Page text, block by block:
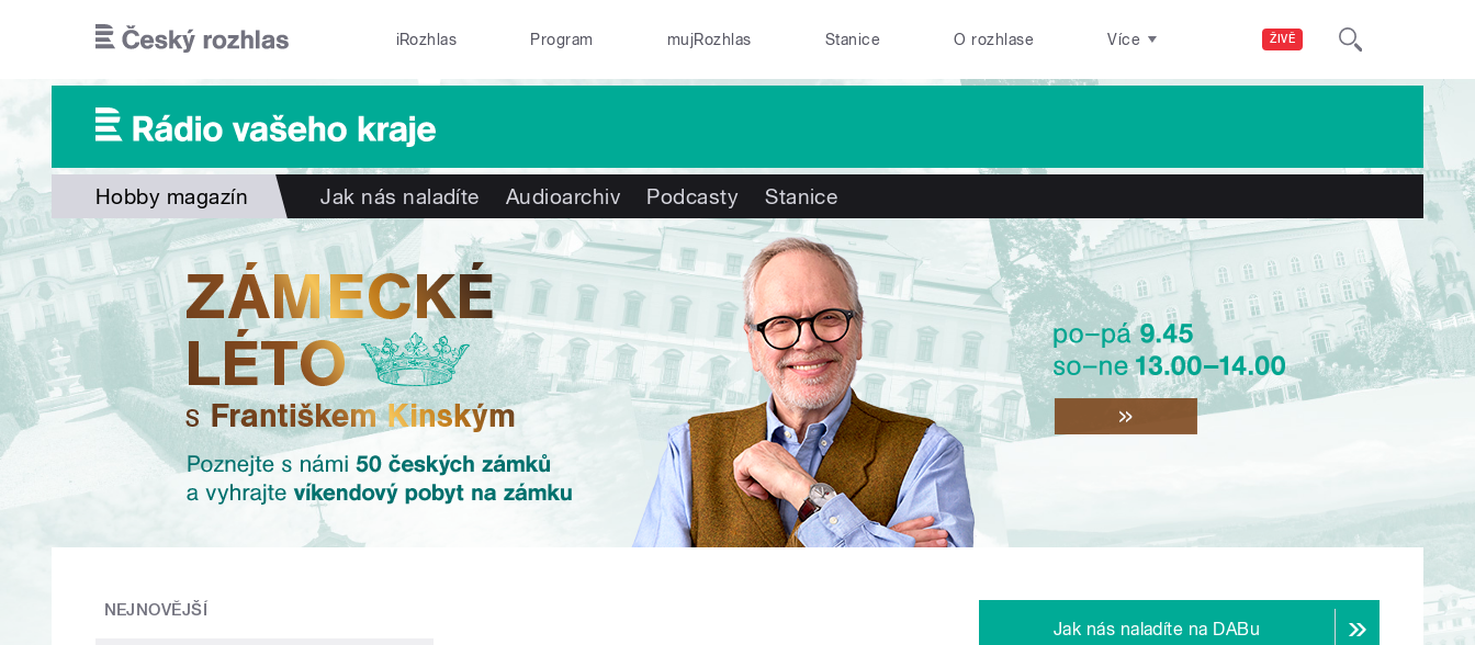
ŽIVĚ
iRozhlas Program mujRozhlas Stanice O rozhlase Více
Hobby magazín Jak nás naladíte Audioarchiv Podcasty Stanice
NEJNOVĚJŠÍ
Jak nás naladíte na DABu